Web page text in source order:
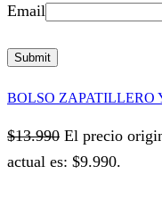
Email
BOLSO ZAPATILLERO
$13.990 El precio
actual es: $9.990.